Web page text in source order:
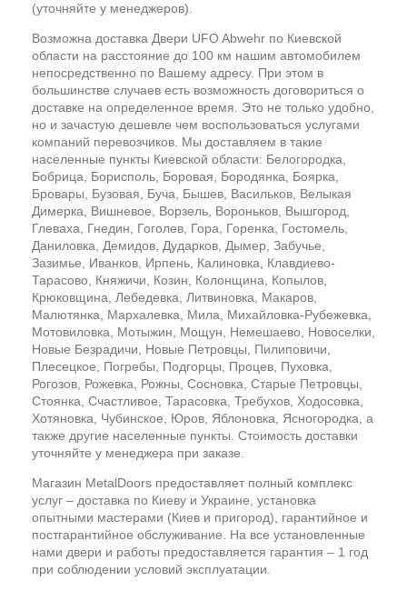
(уточняйте у менеджеров).
Возможна доставка Двери UFO Abwehr по Киевской
области на расстояние до 100 км нашим автомобилем
непосредственно по Вашему адресу. При этом в
большинстве случаев есть возможность договориться о
доставке на определенное время. Это не только удобно,
но и зачастую дешевле чем воспользоваться услугами
компаний перевозчиков. Мы доставляем в такие
населенные пункты Киевской области: Белогородка,
Бобрица, Борисполь, Боровая, Бородянка, Боярка,
Бровары, Бузовая, Буча, Бышев, Васильков, Велыкая
Димерка, Вишневое, Ворзель, Вороньков, Вышгород,
Глеваха, Гнедин, Гоголев, Гора, Горенка, Гостомель,
Даниловка, Демидов, Дударков, Дымер, Забучье,
Зазимье, Иванков, Ирпень, Калиновка, Клавдиево-
Тарасово, Княжичи, Козин, Колонщина, Копылов,
Крюковщина, Лебедевка, Литвиновка, Макаров,
Малютянка, Мархалевка, Мила, Михайловка-Рубежевка,
Мотовиловка, Мотыжин, Мощун, Немешаево, Новоселки,
Новые Безрадичи, Новые Петровцы, Пилиповичи,
Плесецкое, Погребы, Подгорцы, Процев, Пуховка,
Рогозов, Рожевка, Рожны, Сосновка, Старые Петровцы,
Стоянка, Счастливое, Тарасовка, Требухов, Ходосовка,
Хотяновка, Чубинское, Юров, Яблоновка, Ясногородка, а
также другие населенные пункты. Стоимость доставки
уточняйте у менеджера при заказе.
Магазин MetalDoors предоставляет полный комплекс
услуг – доставка по Киеву и Украине, установка
опытными мастерами (Киев и пригород), гарантийное и
постгарантийное обслуживание. На все установленные
нами двери и работы предоставляется гарантия – 1 год
при соблюдении условий эксплуатации.